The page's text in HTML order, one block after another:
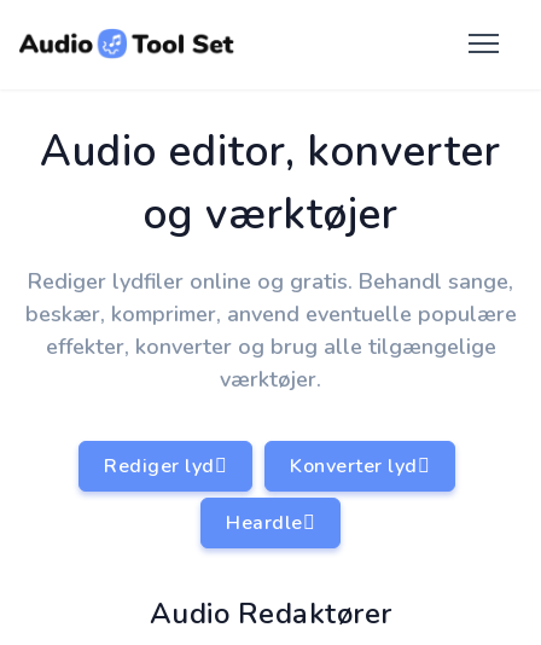
Audio editor, konverter
og værktøjer
Rediger lydfiler online og gratis. Behandl sange,
beskær, komprimer, anvend eventuelle populære
effekter, konverter og brug alle tilgængelige
værktøjer.
Rediger lyd Konverter lyd
Heardle
Audio Redaktører